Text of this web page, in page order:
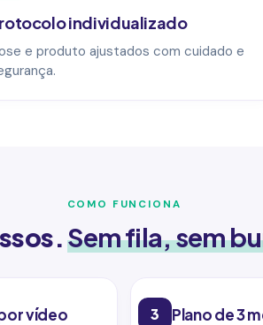
individualizado
e produto ajustados com cuidado e
COMO FUNCIONA
Sem fila, sem
vídeo 3 Plano de 3